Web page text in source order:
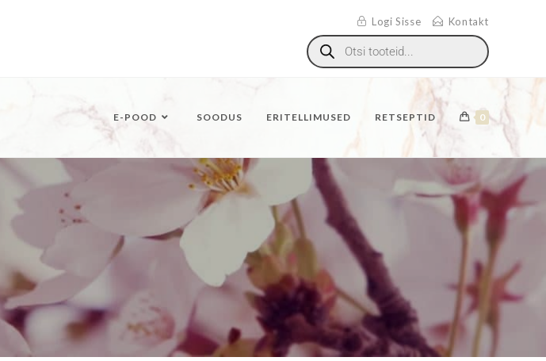
Logi Sisse Kontakt
E-POOD SOODUS ERITELLIMUSED RETSEPTID 0